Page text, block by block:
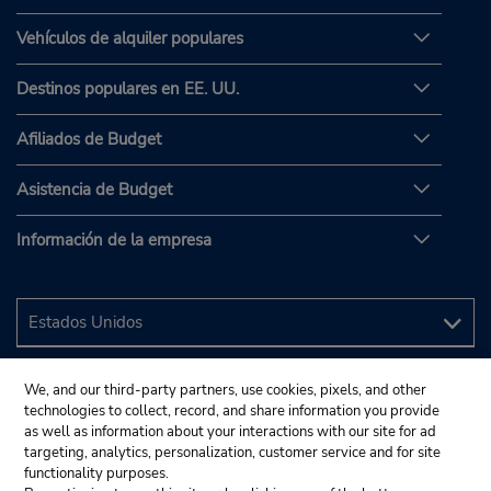
Vehículos de alquiler populares
Destinos populares en EE. UU.
Afiliados de Budget
Asistencia de Budget
Información de la empresa
We, and our third-party partners, use cookies, pixels, and other
technologies to collect, record, and share information you provide
as well as information about your interactions with our site for ad
targeting, analytics, personalization, customer service and for site
functionality purposes.